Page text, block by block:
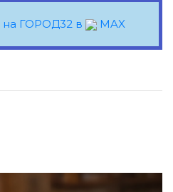
на ГОРОД32 в MAX